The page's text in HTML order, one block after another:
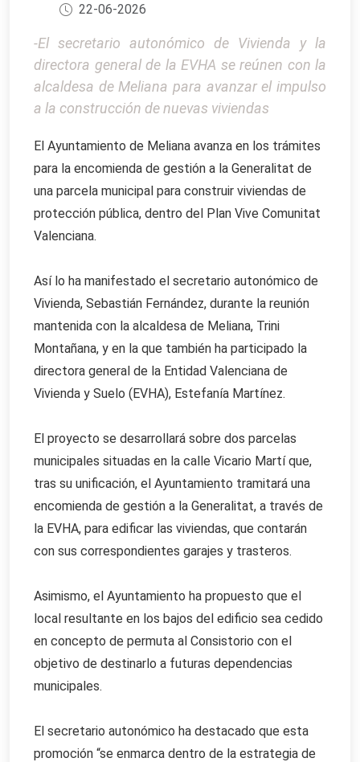
22-06-2026
-El secretario autonómico de Vivienda y la
directora general de la EVHA se reúnen con la
alcaldesa de Meliana para avanzar el impulso
a la construcción de nuevas viviendas
El Ayuntamiento de Meliana avanza en los trámites
para la encomienda de gestión a la Generalitat de
una parcela municipal para construir viviendas de
protección pública, dentro del Plan Vive Comunitat
Valenciana.
Así lo ha manifestado el secretario autonómico de
Vivienda, Sebastián Fernández, durante la reunión
mantenida con la alcaldesa de Meliana, Trini
Montañana, y en la que también ha participado la
directora general de la Entidad Valenciana de
Vivienda y Suelo (EVHA), Estefanía Martínez.
El proyecto se desarrollará sobre dos parcelas
municipales situadas en la calle Vicario Martí que,
tras su unificación, el Ayuntamiento tramitará una
encomienda de gestión a la Generalitat, a través de
la EVHA, para edificar las viviendas, que contarán
con sus correspondientes garajes y trasteros.
Asimismo, el Ayuntamiento ha propuesto que el
local resultante en los bajos del edificio sea cedido
en concepto de permuta al Consistorio con el
objetivo de destinarlo a futuras dependencias
municipales.
El secretario autonómico ha destacado que esta
promoción “se enmarca dentro de la estrategia de